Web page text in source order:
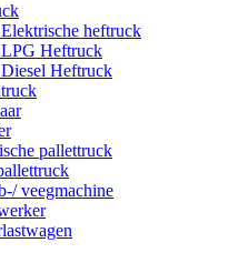
heftruck
Heftruck
Heftruck
pallettruck
veegmachine